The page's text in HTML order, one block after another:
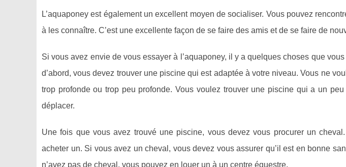
L’aquaponey est également un excellent moyen de socialiser. Vous pouvez
à les connaître. C’est une excellente façon de se faire des amis et de se faire de
Si vous avez envie de vous essayer à l’aquaponey, il y a quelques choses que
d’abord, vous devez trouver une piscine qui est adaptée à votre niveau. Vous ne
trop profonde ou trop peu profonde. Vous voulez trouver une piscine qui a un
déplacer.
Une fois que vous avez trouvé une piscine, vous devez vous procurer un
acheter un. Si vous avez un cheval, vous devez vous assurer qu’il est en bonne
n’avez pas de cheval, vous pouvez en louer un à un centre équestre.